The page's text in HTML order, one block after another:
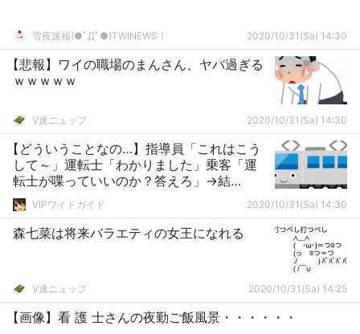
雪夜速報(●ﾟДﾟ●)TWINEWS！ 2020/10/31(Sa) 14:30
【悲報】ワイの職場のまんさん、ヤバ過ぎる
ｗｗｗｗｗ
V速ニュップ 2020/10/31(Sa) 14:30
【どういうことなの…】指導員「これはこう
して～」運転士「わかりました」乗客「運
転士が喋っていいのか？答えろ」→結
果・・・・
VIPワイドガイド 2020/10/31(Sa) 14:30
森七菜は将来バラエティの女王になれる
V速ニュップ 2020/10/31(Sa) 14:25
【画像】看 護 士さんの夜勤ご飯風景・・・・・・